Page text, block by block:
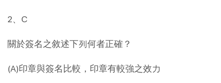
2、C
關於簽名之敘述下列何者正確？
(A)印章與簽名比較，印章有較強之效力